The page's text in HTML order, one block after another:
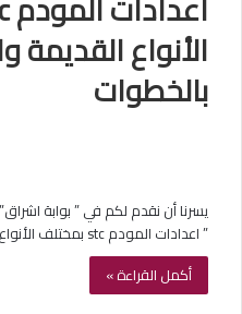
الأنواع القديمة
بالخطوات
يسرنا أن نقدم لكم في ” بوابة
” اعدادات المودم stc بمختلف الأنواع القديمة والجديدة…
أكمل القراءة »